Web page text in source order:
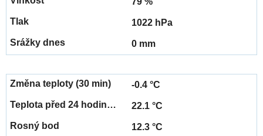
1022 hPa
0 mm
-0.4 °C
22.1 °C
12.3 °C